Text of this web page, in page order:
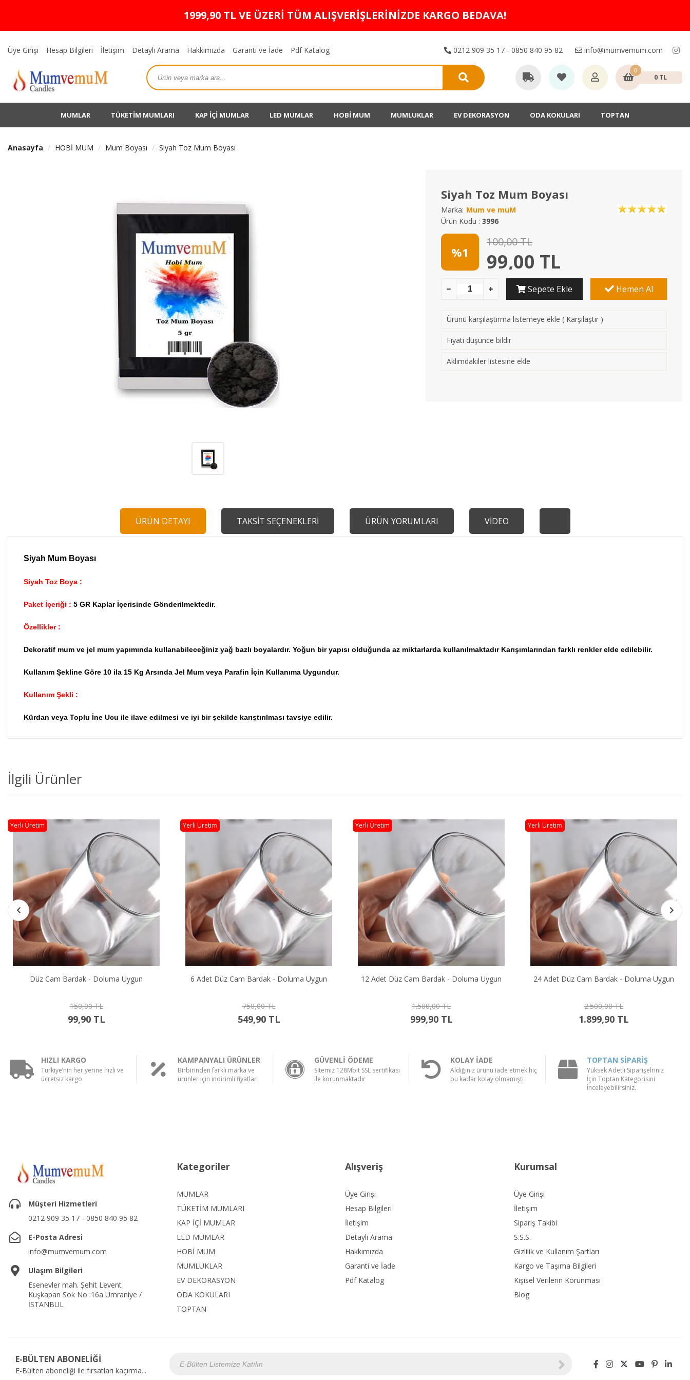
1999,90 TL VE ÜZERİ TÜM ALIŞVERİŞLERİNİZDE KARGO BEDAVA!
Üye Girişi Hesap Bilgileri İletişim Detaylı Arama Hakkımızda Garanti ve İade Pdf Katalog 0212 909 35 17 - 0850 840 95 82 info@mumvemum.com
0
0 TL
MUMLAR TÜKETİM MUMLARI KAP İÇİ MUMLAR LED MUMLAR HOBİ MUM MUMLUKLAR EV DEKORASYON ODA KOKULARI TOPTAN
Anasayfa HOBİ MUM Mum Boyası Siyah Toz Mum Boyası
Siyah Toz Mum Boyası
Marka: Mum ve muM
Ürün Kodu : 3996
%1
100,00 TL
99,00 TL
Sepete Ekle Hemen Al
Ürünü karşılaştırma listemeye ekle ( Karşılaştır )
Fiyatı düşünce bildir
Aklımdakiler listesine ekle
ÜRÜN DETAYI TAKSİT SEÇENEKLERİ ÜRÜN YORUMLARI VİDEO
Siyah Mum Boyası
Siyah Toz Boya :
Paket İçeriği : 5 GR Kaplar İçerisinde Gönderilmektedir.
Özellikler :
Dekoratif mum ve jel mum yapımında kullanabileceğiniz yağ bazlı boyalardır. Yoğun bir yapısı olduğunda az miktarlarda kullanılmaktadır Karışımlarından farklı renkler elde edilebilir.
Kullanım Şekline Göre 10 ila 15 Kg Arsında Jel Mum veya Parafin İçin Kullanıma Uygundur.
Kullanım Şekli :
Kürdan veya Toplu İne Ucu ile ilave edilmesi ve iyi bir şekilde karıştırılması tavsiye edilir.
İlgili Ürünler
6 Adet Düz Cam Bardak - Doluma Uygun
750,00 TL
549,90 TL
Yerli Üretim
12 Adet Düz Cam Bardak - Doluma Uygun
1.500,00 TL
999,90 TL
Yerli Üretim
24 Adet Düz Cam Bardak - Doluma Uygun
2.500,00 TL
1.899,90 TL
Yerli Üretim
Buzlu Düz Cam Bardak - Doluma Uygun
200,00 TL
119,90 TL
Yerli Üretim
HIZLI KARGO
Türkiye’nin her yerine hızlı ve
ücretsiz kargo
KAMPANYALI ÜRÜNLER
Birbirinden farklı marka ve
ürünler için indirimli fiyatlar
GÜVENLİ ÖDEME
Sİtemiz 128Mbit SSL sertifikası
ile korunmaktadır
KOLAY İADE
Aldığınız ürünü iade etmek hiç
bu kadar kolay olmamıştı
TOPTAN SİPARİŞ
Yüksek Adetli Siparişelriniz
İçin Toptan Kategorisini
İnceleyebilirsiniz.
Müşteri Hizmetleri
0212 909 35 17 - 0850 840 95 82
E-Posta Adresi
info@mumvemum.com
Ulaşım Bilgileri
Esenevler mah. Şehit Levent
Kuşkapan Sok No :16a Ümraniye /
İSTANBUL
Kategoriler
MUMLAR
TÜKETİM MUMLARI
KAP İÇİ MUMLAR
LED MUMLAR
HOBİ MUM
MUMLUKLAR
EV DEKORASYON
ODA KOKULARI
TOPTAN
Alışveriş
Üye Girişi
Hesap Bilgileri
İletişim
Detaylı Arama
Hakkımızda
Garanti ve İade
Pdf Katalog
Kurumsal
Üye Girişi
İletişim
Sipariş Takibi
S.S.S.
Gizlilik ve Kullanım Şartları
Kargo ve Taşıma Bilgileri
Kişisel Verilerin Korunması
Blog
E-BÜLTEN ABONELİĞİ
E-Bülten aboneliği ile fırsatları kaçırma...